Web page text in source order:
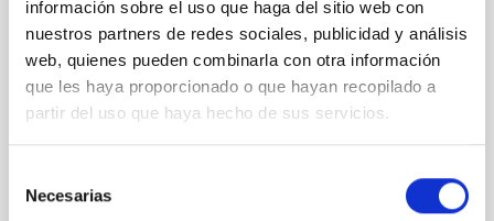
información sobre el uso que haga del sitio web con
nuestros partners de redes sociales, publicidad y análisis
web, quienes pueden combinarla con otra información
que les haya proporcionado o que hayan recopilado a
partir del uso que haya hecho de sus servicios.
Necesarias
definidas a partir de su morfología o cinemática
distintas. La edad se convierte así en un parámetro
fundamental para entender la evolución del disco.
Nuestro objetivo es derivar las distribuciones de edad
y metalicidad de los discos fino y
Fecha de publicación